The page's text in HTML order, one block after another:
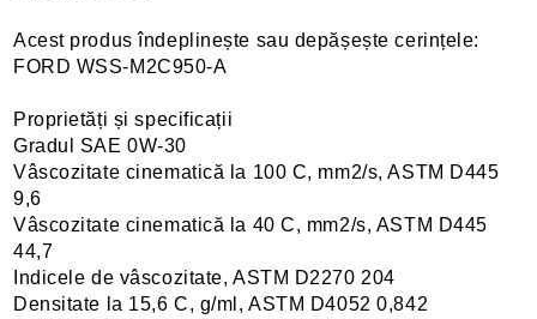
Acest produs îndeplinește sau depășește cerințele:
FORD WSS-M2C950-A
Proprietăți și specificații
Gradul SAE 0W-30
Vâscozitate cinematică la 100 C, mm2/s, ASTM D445
9,6
Vâscozitate cinematică la 40 C, mm2/s, ASTM D445
44,7
Indicele de vâscozitate, ASTM D2270 204
Densitate la 15,6 C, g/ml, ASTM D4052 0,842